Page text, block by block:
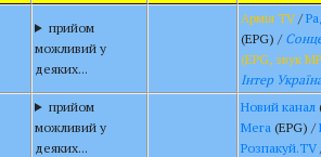
прийом
можливий у
деяких...
Армія TV /
(EPG) /
(EPG, звук
Інтер
прийом
можливий у
деяких...
Новий канал
Мега (EPG) /
Розпакуй.TV